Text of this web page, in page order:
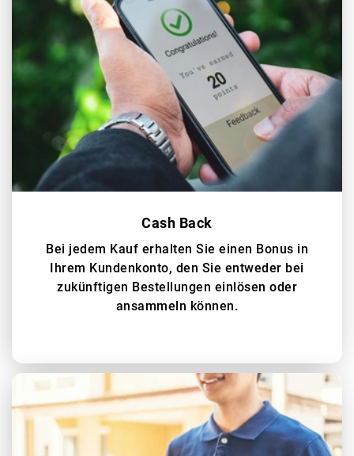
Cash Back
Bei jedem Kauf erhalten Sie einen Bonus in
Ihrem Kundenkonto, den Sie entweder bei
zukünftigen Bestellungen einlösen oder
ansammeln können.